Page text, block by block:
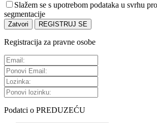
Slažem se s upotrebom podataka u svrhu
segmentacije
Zatvori REGISTRUJ SE
Registracija za pravne osobe
Podatci o PREDUZEĆU